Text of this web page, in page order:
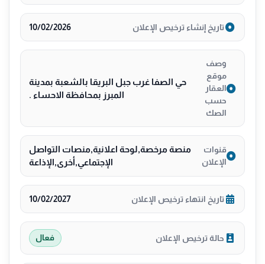
تاريخ إنشاء ترخيص الإعلان 10/02/2026
وصف
موقع
العقار
حسب
الصك
حي الصفا غرب جبل البريقا بالشعبة بمدينة
المبرز بمحافظة الاحساء .
قنوات
الإعلان
منصة مرخصة,لوحة اعلانية,منصات التواصل
الإجتماعي,أخرى,الإذاعة
تاريخ انتهاء ترخيص الإعلان 10/02/2027
حالة ترخيص الإعلان فعال